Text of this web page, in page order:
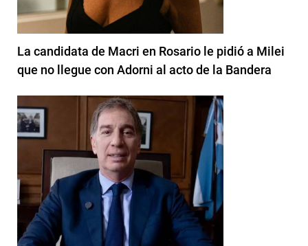
La candidata de Macri en Rosario le pidió a Milei
que no llegue con Adorni al acto de la Bandera